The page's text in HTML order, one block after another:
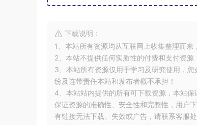
下载说明：
1、本站所有资源均从互联网上收集整理而
2、本站不提供任何实质性的付费和支付资
3、本站所有资源仅用于学习及研究使用，
纷及连带责任本站和发布者概不承担！
4、本站站内提供的所有可下载资源，本站
保证资源的准确性、安全性和完整性，用户
有链接无法下载、失效或广告，请联系客服处